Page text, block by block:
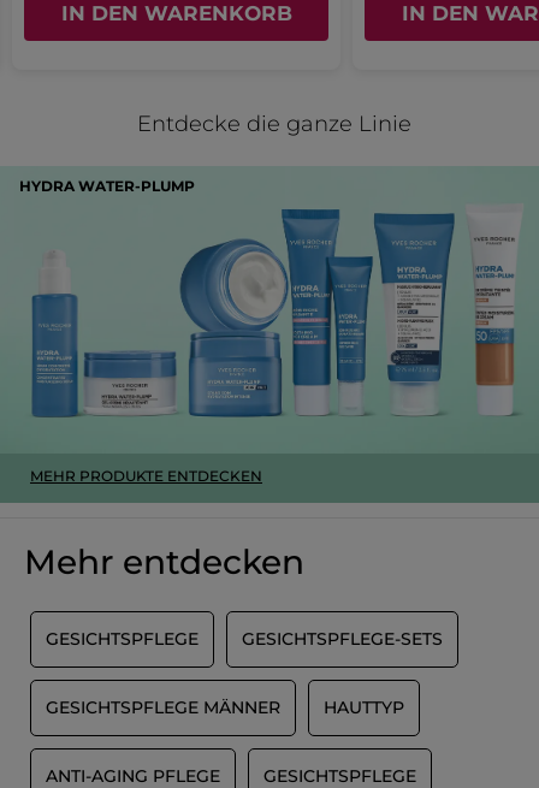
IN DEN WARENKORB IN DEN
Entdecke die ganze Linie
HYDRA WATER-PLUMP
MEHR PRODUKTE ENTDECKEN
Mehr entdecken
GESICHTSPFLEGE GESICHTSPFLEGE-SETS
GESICHTSPFLEGE MÄNNER HAUTTYP
ANTI-AGING PFLEGE GESICHTSPFLEGE